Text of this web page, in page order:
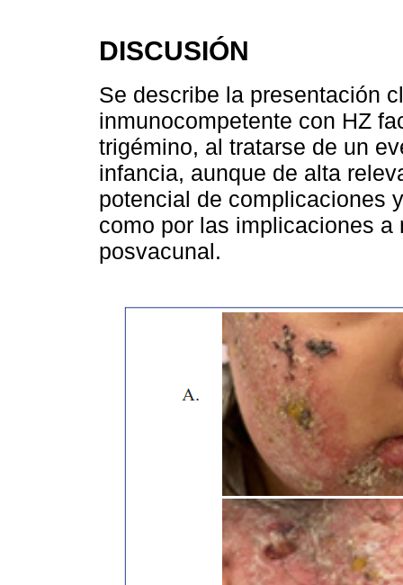
DISCUSIÓN
Se describe la presentación
inmunocompetente con HZ
trigémino, al tratarse de un
infancia, aunque de alta
potencial de complicaciones
como por las implicaciones
posvacunal.